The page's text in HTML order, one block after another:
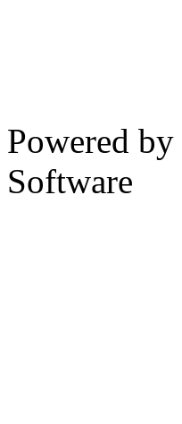
Powered by
Software